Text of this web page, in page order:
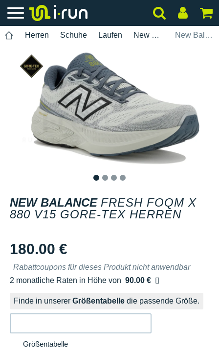
Herren Schuhe Laufen New Balance New Balance Fresh Foqm X 880 V15 Gore-Tex Herren
NEW BALANCE FRESH FOQM X
880 V15 GORE-TEX HERREN
180.00 €
Rabattcoupons für dieses Produkt nicht anwendbar
2 monatliche Raten in Höhe von 90.00 €
Ohne Zusatzkosten
Finde in unserer Größentabelle die passende Größe.
Größentabelle